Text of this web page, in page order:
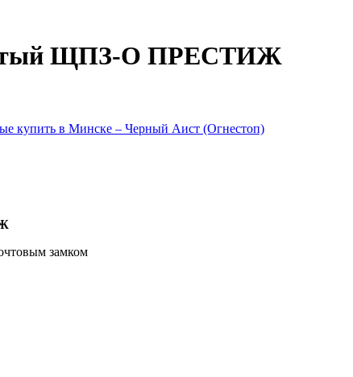
ЩПЗ-О ПРЕСТИЖ
купить в Минске – Черный Аист (Огнестоп)
замком